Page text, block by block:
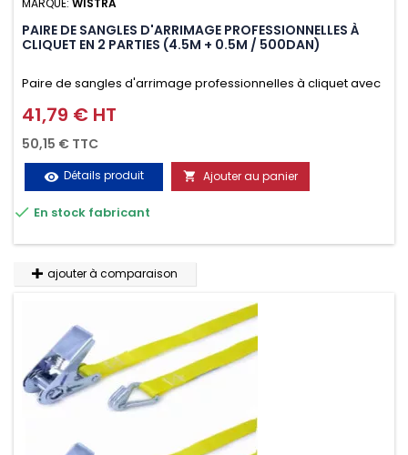
MARQUE: WISTRA
PAIRE DE SANGLES D'ARRIMAGE PROFESSIONNELLES À
CLIQUET EN 2 PARTIES (4.5M + 0.5M / 500DAN)
Paire de sangles d'arrimage professionnelles à cliquet avec
crochet en 2 parties (4.5M + 0.5M / 500daN), simple et rapide
d'utilisation. Permet d'arrimer et de sécuriser vos
chargements pendant le transport. Matière polyester très
résistante aux UV et aux variations de températures,
n'absorbe pas l'eau.
Prix
41,79 € HT
50,15 € TTC
visibility Détails produit  Ajouter au panier
 En stock fabricant
ajouter à comparaison